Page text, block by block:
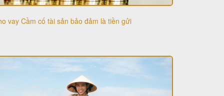
vay Cầm cố tài sản bảo đảm là tiền gửi